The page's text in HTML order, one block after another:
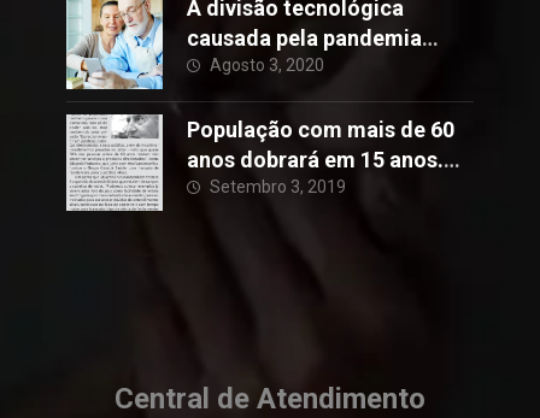
A divisão tecnológica
causada pela pandemia
Covid-19
Agosto 3, 2020
População com mais de 60
anos dobrará em 15 anos.
Brasil está preparado para
Setembro 3, 2019
Central de Atendimento